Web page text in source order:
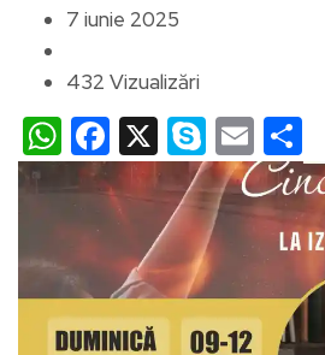
7 iunie 2025
432 Vizualizări
WhatsApp
Facebook
X Skype
Email